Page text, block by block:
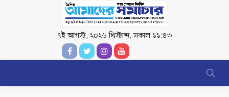
৭ই আগস্ট, ২০২৬ খ্রিস্টাব্দ,সকাল ১১:৪৩